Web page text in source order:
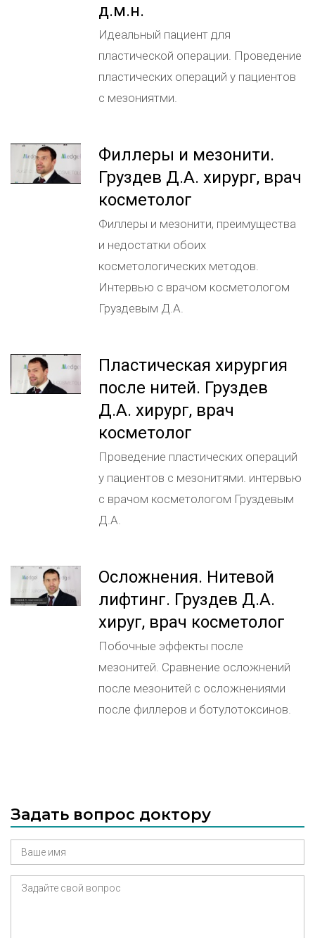
д.м.н.
Идеальный пациент для
пластической операции. Проведение
пластических операций у пациентов
с мезониятми.
Филлеры и мезонити.
Груздев Д.А. хирург, врач
косметолог
Филлеры и мезонити, преимущества
и недостатки обоих
косметологических методов.
Интервью с врачом косметологом
Груздевым Д.А.
Пластическая хирургия
после нитей. Груздев
Д.А. хирург, врач
косметолог
Проведение пластических операций
у пациентов с мезонитями. интервью
с врачом косметологом Груздевым
Д.А.
Осложнения. Нитевой
лифтинг. Груздев Д.А.
хируг, врач косметолог
Побочные эффекты после
мезонитей. Сравнение осложнений
после мезонитей с осложнениями
после филлеров и ботулотоксинов.
Задать вопрос доктору